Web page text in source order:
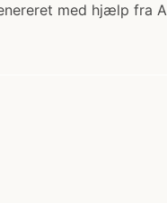
med hjælp fra